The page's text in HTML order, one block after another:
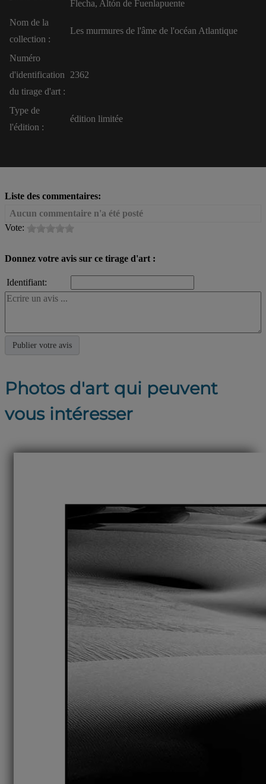
Flecha, Altón de Fuenlapuente
Nom de la
collection :
Les murmures de l'âme de l'océan Atlantique
Numéro
d'identification
du tirage d'art :
2362
Type de
l'édition :
édition limitée
Liste des commentaires:
Aucun commentaire n'a été posté
Vote:
Donnez votre avis sur ce tirage d'art :
Identifiant:
Photos d'art qui peuvent
vous intéresser